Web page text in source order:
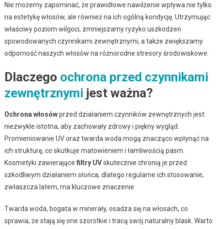
Nie możemy zapominać, że prawidłowe nawilżenie wpływa nie tylko
na estetykę włosów, ale również na ich ogólną kondycję. Utrzymując
właściwy poziom wilgoci, zmniejszamy ryzyko uszkodzeń
spowodowanych czynnikami zewnętrznymi, a także zwiększamy
odporność naszych włosów na różnorodne stresory środowiskowe.
Dlaczego ochrona przed czynnikami
zewnętrznymi jest ważna?
Ochrona włosówprzed działaniem czynników zewnętrznych jest
niezwykle istotna, aby zachowały zdrowy i piękny wygląd.
Promieniowanie UV oraz twarda woda mogą znacząco wpłynąć na
ich strukturę, co skutkuje matowieniem i łamliwością pasm.
Kosmetyki zawierające filtry UVskutecznie chronią je przed
szkodliwym działaniem słońca, dlatego regularne ich stosowanie,
zwłaszcza latem, ma kluczowe znaczenie.
Twarda woda, bogata w minerały, osadza się na włosach, co
sprawia, że stają się one szorstkie i tracą swój naturalny blask. Warto